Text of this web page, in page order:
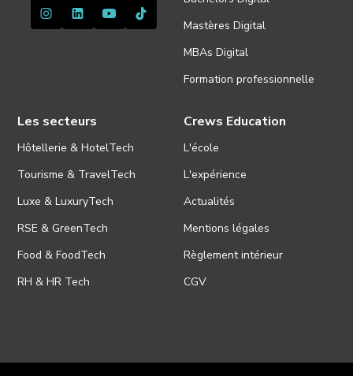
Mastères Digital
MBAs Digital
Formation professionnelle
Les secteurs
Hôtellerie & HotelTech
Tourisme & TravelTech
Luxe & LuxuryTech
RSE & GreenTech
Food & FoodTech
RH & HR Tech
Crews Education
L'école
L'expérience
Actualités
Mentions légales
Règlement intérieur
CGV